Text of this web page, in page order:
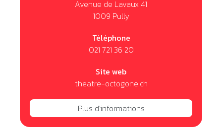
Avenue de Lavaux 41
1009 Pully
Téléphone
021 721 36 20
Site web
theatre-octogone.ch
Plus d'informations